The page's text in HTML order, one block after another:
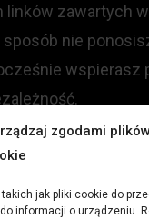
zgodami
jak pliki cookie do
informacji o urządzeniu.
linków zawartych
sposób nie
wspierasz